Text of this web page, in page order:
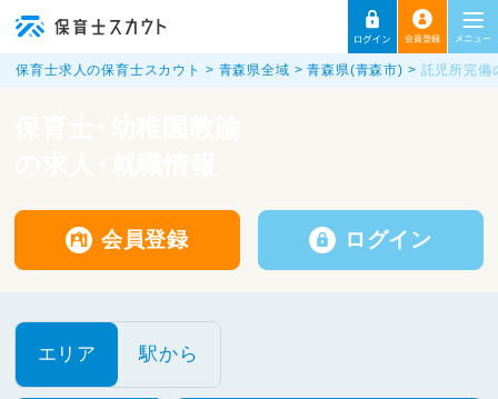
保育士求人の保育士スカウト 青森県全域 青森県(青森市) 託児所完備
会員登録 ログイン
エリア 駅から